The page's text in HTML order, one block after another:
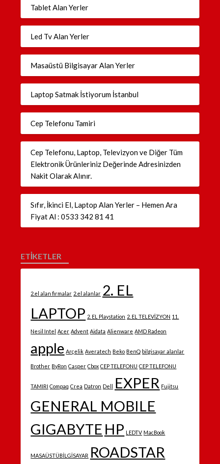
Tablet Alan Yerler
Led Tv Alan Yerler
Masaüstü Bilgisayar Alan Yerler
Laptop Satmak İstiyorum İstanbul
Cep Telefonu Tamiri
Cep Telefonu, Laptop, Televizyon ve Diğer Tüm
Elektronik Ürünleriniz Değerinde Adresinizden
Nakit Olarak Alınır.
Sıfır, İkinci El, Laptop Alan Yerler – Hemen Ara
Fiyat Al : 0533 342 81 41
ETİKETLER
2.el alan firmalar 2.el alanlar 2. EL
LAPTOP 2. EL Playstation 2. EL TELEVİZYON 11.
Nesil Intel Acer Advent Aidata Alienware AMD Radeon
apple Arçelik Averatech Beko BenQ bilgisayar alanlar
Brother ByRon Casper Cbox CEP TELEFONU CEP TELEFONU
TAMIRI Compaq Crea Datron Dell EXPER Fujitsu
GENERAL MOBILE
GIGABYTE HP LEDTV MacBook
MASAÜSTÜBİLGİSAYAR ROADSTAR